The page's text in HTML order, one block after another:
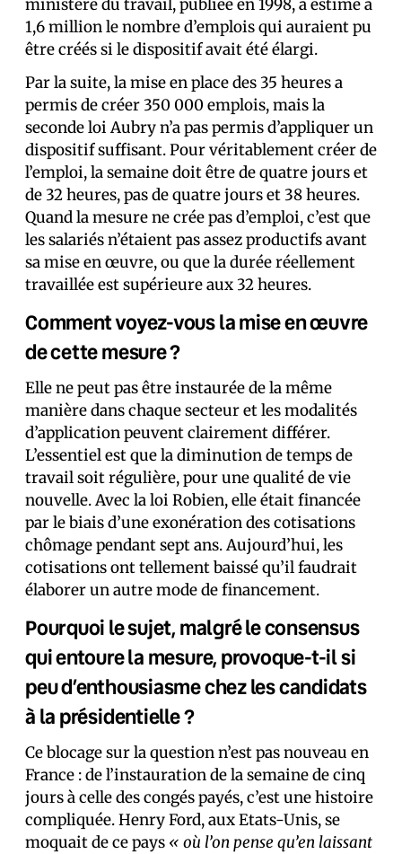
ministère du travail, publiée en 1998, a estimé à
1,6 million le nombre d’emplois qui auraient pu
être créés si le dispositif avait été élargi.
Par la suite, la mise en place des 35 heures a
permis de créer 350 000 emplois, mais la
seconde loi Aubry n’a pas permis d’appliquer un
dispositif suffisant. Pour véritablement créer de
l’emploi, la semaine doit être de quatre jours et
de 32 heures, pas de quatre jours et 38 heures.
Quand la mesure ne crée pas d’emploi, c’est que
les salariés n’étaient pas assez productifs avant
sa mise en œuvre, ou que la durée réellement
travaillée est supérieure aux 32 heures.
Comment voyez-vous la mise en œuvre
de cette mesure ?
Elle ne peut pas être instaurée de la même
manière dans chaque secteur et les modalités
d’application peuvent clairement différer.
L’essentiel est que la diminution de temps de
travail soit régulière, pour une qualité de vie
nouvelle. Avec la loi Robien, elle était financée
par le biais d’une exonération des cotisations
chômage pendant sept ans. Aujourd’hui, les
cotisations ont tellement baissé qu’il faudrait
élaborer un autre mode de financement.
Pourquoi le sujet, malgré le consensus
qui entoure la mesure, provoque-t-il si
peu d’enthousiasme chez les candidats
à la présidentielle ?
Ce blocage sur la question n’est pas nouveau en
France : de l’instauration de la semaine de cinq
jours à celle des congés payés, c’est une histoire
compliquée. Henry Ford, aux Etats-Unis, se
moquait de ce pays « où l’on pense qu’en laissant